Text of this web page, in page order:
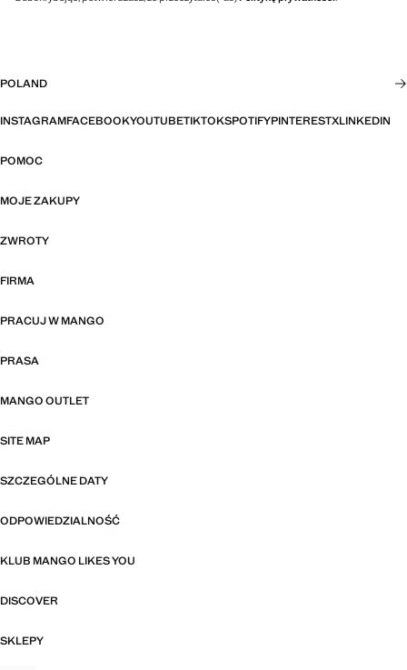
POLAND
INSTAGRAMFACEBOOKYOUTUBETIKTOKSPOTIFYPINTERESTXLINKEDIN
POMOC
MOJE ZAKUPY
ZWROTY
FIRMA
PRACUJ W MANGO
PRASA
MANGO OUTLET
SITE MAP
SZCZEGÓLNE DATY
ODPOWIEDZIALNOŚĆ
KLUB MANGO LIKES YOU
DISCOVER
SKLEPY